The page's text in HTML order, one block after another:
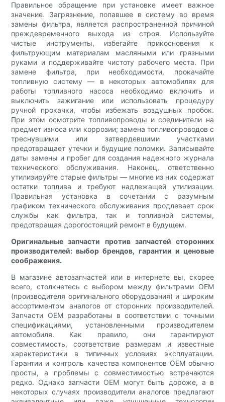
Правильное обращение при установке имеет важное
значение. Загрязнение, попавшее в систему во время
замены фильтра, является распространенной причиной
преждевременного выхода из строя. Используйте
чистые инструменты, избегайте прикосновения к
фильтрующим материалам масляными или грязными
руками и поддерживайте чистоту рабочего места. При
замене фильтра, при необходимости, прокачайте
топливную систему — в некоторых автомобилях для
работы топливного насоса необходимо включить и
выключить зажигание или использовать процедуру
ручной прокачки, чтобы избежать воздушных пробок.
При этом осмотрите топливопроводы и соединители на
предмет износа или коррозии; замена топливопроводов с
треснувшими или затвердевшими участками
предотвращает утечки и будущие поломки. Записывайте
даты замены и пробег для создания надежного журнала
технического обслуживания. Наконец, ответственно
утилизируйте старые фильтры — многие из них содержат
остатки топлива и требуют надлежащей утилизации.
Правильная установка в сочетании с разумным
графиком технического обслуживания продлевает срок
службы как фильтра, так и топливной системы,
предотвращая дорогостоящий ремонт в будущем.
Оригинальные запчасти против запчастей сторонних
производителей: выбор брендов, гарантии и ценовые
соображения.
В магазине автозапчастей или в интернете вы, скорее
всего, столкнетесь с выбором между фильтрами OEM
(производителя оригинального оборудования) и широким
ассортиментом аналогов от сторонних производителей.
Запчасти OEM разработаны в соответствии с точными
спецификациями, установленными производителем
автомобиля. Как правило, они гарантируют
совместимость, соответствие размерам и известные
характеристики в типичных условиях эксплуатации.
Гарантии и контроль качества компонентов OEM обычно
просты, а проблемы с совместимостью встречаются
редко. Однако запчасти OEM могут быть дороже, а в
некоторых случаях производители аналогов предлагают